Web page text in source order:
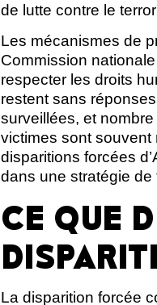
de lutte contre le
Les mécanismes de
Commission
respecter les droits
restent sans
surveillées, et
victimes sont souvent
disparitions forcées
dans une stratégie
CE QUE
La disparition forcée